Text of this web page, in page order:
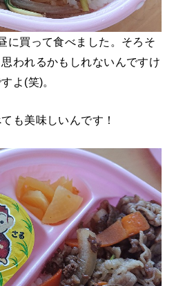
に買って食べました。そろそ
われるかもしれないんですけ
よ(笑)。
も美味しいんです！